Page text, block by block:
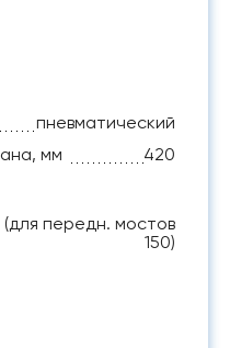
пневматический
мм
420
(для передн. мостов
150)